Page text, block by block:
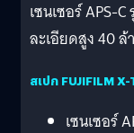
เซนเซอร์ APS-
ละเอียดสูง 40
สเปก FUJIFILM
เซนเซอร์